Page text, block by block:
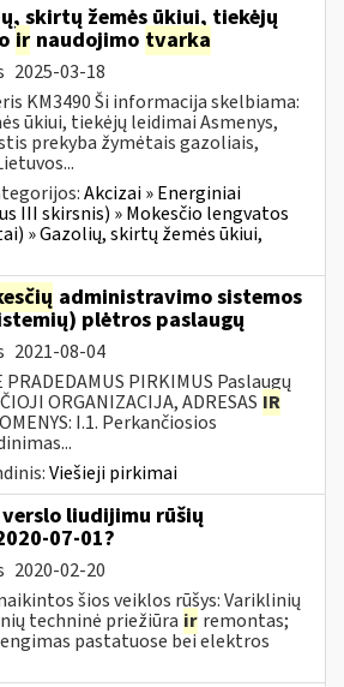
skirtų žemės ūkiui, tiekėjų
ir naudojimo tvarka
2025-03-18
KM3490 Ši informacija skelbiama:
ūkiui, tiekėjų leidimai Asmenys,
prekyba žymėtais gazoliais,
Akcizai » Energiniai
III skirsnis) » Mokesčio lengvatos
» Gazolių, skirtų žemės ūkiui,
administravimo sistemos
plėtros paslaugų
2021-08-04
PRADEDAMUS PIRKIMUS Paslaugų
ORGANIZACIJA, ADRESAS IR
I.1. Perkančiosios
Viešieji pirkimai
liudijimu rūšių
07-01?
2020-02-20
šios veiklos rūšys: Variklinių
techninė priežiūra ir remontas;
pastatuose bei elektros